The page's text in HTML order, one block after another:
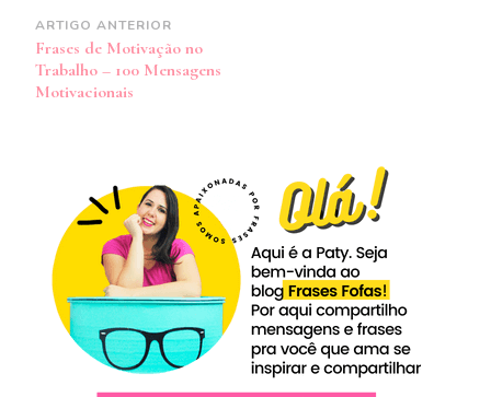
Navegação
de
post
ARTIGO ANTERIOR
Frases de Motivação no
Trabalho – 100 Mensagens
Motivacionais